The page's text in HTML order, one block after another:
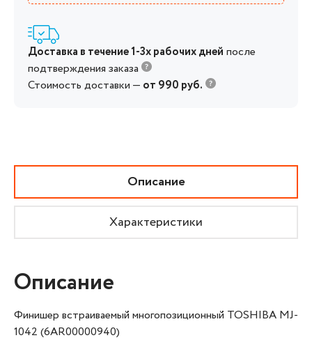
Доставка в течение 1-3х рабочих дней после
подтверждения заказа
Стоимость доставки — от 990 руб.
Описание
Характеристики
Описание
Финишер встраиваемый многопозиционный TOSHIBA MJ-
1042 (6AR00000940)